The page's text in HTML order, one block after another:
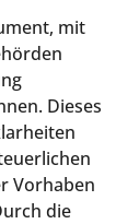
mit
Dieses
Vorhaben
die